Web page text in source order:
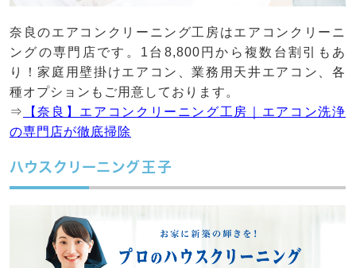
奈良のエアコンクリーニング工房はエアコンクリーニ
ングの専門店です。1台8,800円から複数台割引もあ
り！家庭用壁掛けエアコン、業務用天井エアコン、各
種オプションもご用意しております。
⇒
【奈良】エアコンクリーニング工房｜エアコン洗浄
の専門店が徹底掃除
ハウスクリーニング王子